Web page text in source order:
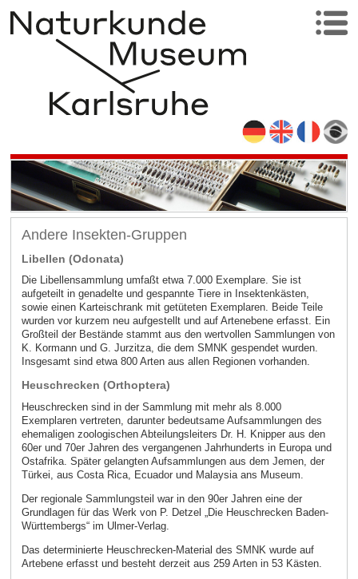
Andere Insekten-Gruppen
Libellen (Odonata)
Die Libellensammlung umfaßt etwa 7.000 Exemplare. Sie ist
aufgeteilt in genadelte und gespannte Tiere in Insektenkästen,
sowie einen Karteischrank mit getüteten Exemplaren. Beide Teile
wurden vor kurzem neu aufgestellt und auf Artenebene erfasst. Ein
Großteil der Bestände stammt aus den wertvollen Sammlungen von
K. Kormann und G. Jurzitza, die dem SMNK gespendet wurden.
Insgesamt sind etwa 800 Arten aus allen Regionen vorhanden.
Heuschrecken (Orthoptera)
Heuschrecken sind in der Sammlung mit mehr als 8.000
Exemplaren vertreten, darunter bedeutsame Aufsammlungen des
ehemaligen zoologischen Abteilungsleiters Dr. H. Knipper aus den
60er und 70er Jahren des vergangenen Jahrhunderts in Europa und
Ostafrika. Später gelangten Aufsammlungen aus dem Jemen, der
Türkei, aus Costa Rica, Ecuador und Malaysia ans Museum.
Der regionale Sammlungsteil war in den 90er Jahren eine der
Grundlagen für das Werk von P. Detzel „Die Heuschrecken Baden-
Württembergs“ im Ulmer-Verlag.
Das determinierte Heuschrecken-Material des SMNK wurde auf
Artebene erfasst und besteht derzeit aus 259 Arten in 53 Kästen.